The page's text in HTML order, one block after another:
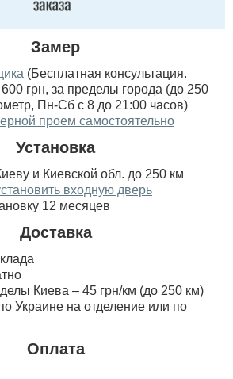
Замер
(Бесплатная консультация.
грн, за пределы города (до 250
Пн-Сб с 8 до 21:00 часов)
проем самостоятельно
Установка
и Киевской обл. до 250 км
входную дверь
12 месяцев
Доставка
Киева – 45 грн/км (до 250 км)
Украине на отделение или по
Оплата